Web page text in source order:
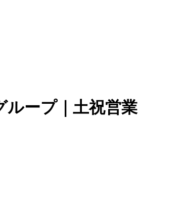
ループ｜土祝営業